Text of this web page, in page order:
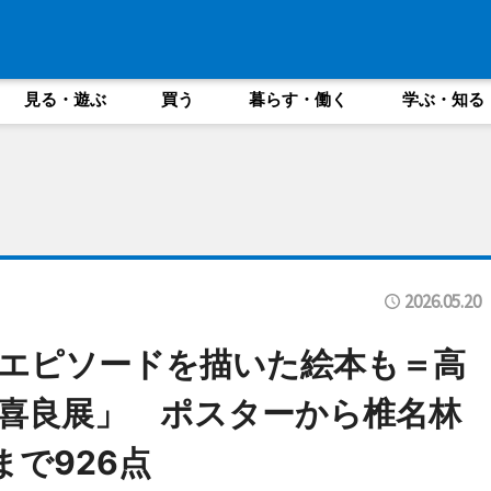
見る・遊ぶ 買う 暮らす・働く 学ぶ・知る
2026.05.20
ピソードを描いた絵本も＝高
良展」 ポスターから椎名林
で926点